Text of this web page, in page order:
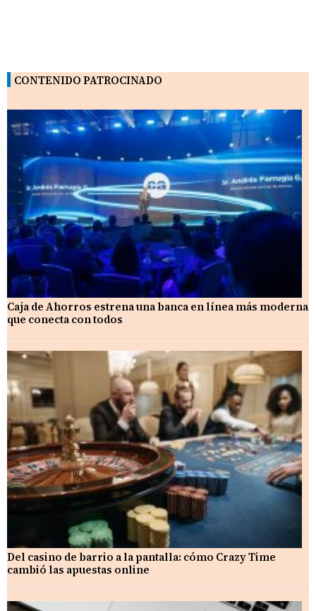
CONTENIDO PATROCINADO
Caja de Ahorros estrena una banca en línea más moderna
que conecta con todos
Del casino de barrio a la pantalla: cómo Crazy Time
cambió las apuestas online